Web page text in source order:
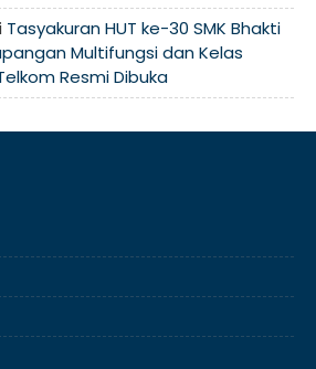
Tasyakuran HUT ke-30 SMK Bhakti
Multifungsi dan Kelas
Resmi Dibuka